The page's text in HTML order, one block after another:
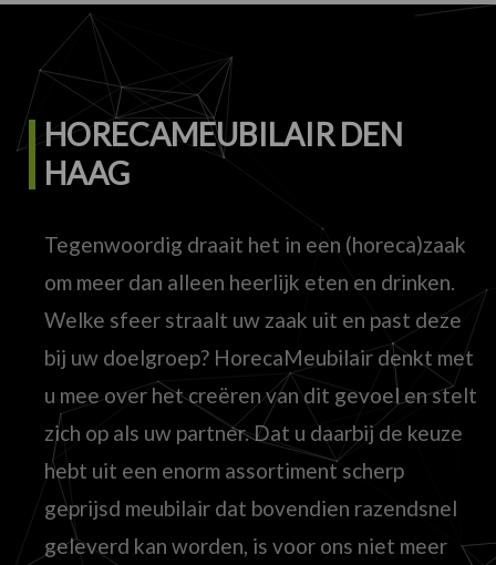
HORECAMEUBILAIR DEN
HAAG
Tegenwoordig draait het in een (horeca)zaak
om meer dan alleen heerlijk eten en drinken.
Welke sfeer straalt uw zaak uit en past deze
bij uw doelgroep? HorecaMeubilair denkt met
u mee over het creëren van dit gevoel en stelt
zich op als uw partner. Dat u daarbij de keuze
hebt uit een enorm assortiment scherp
geprijsd meubilair dat bovendien razendsnel
geleverd kan worden, is voor ons niet meer